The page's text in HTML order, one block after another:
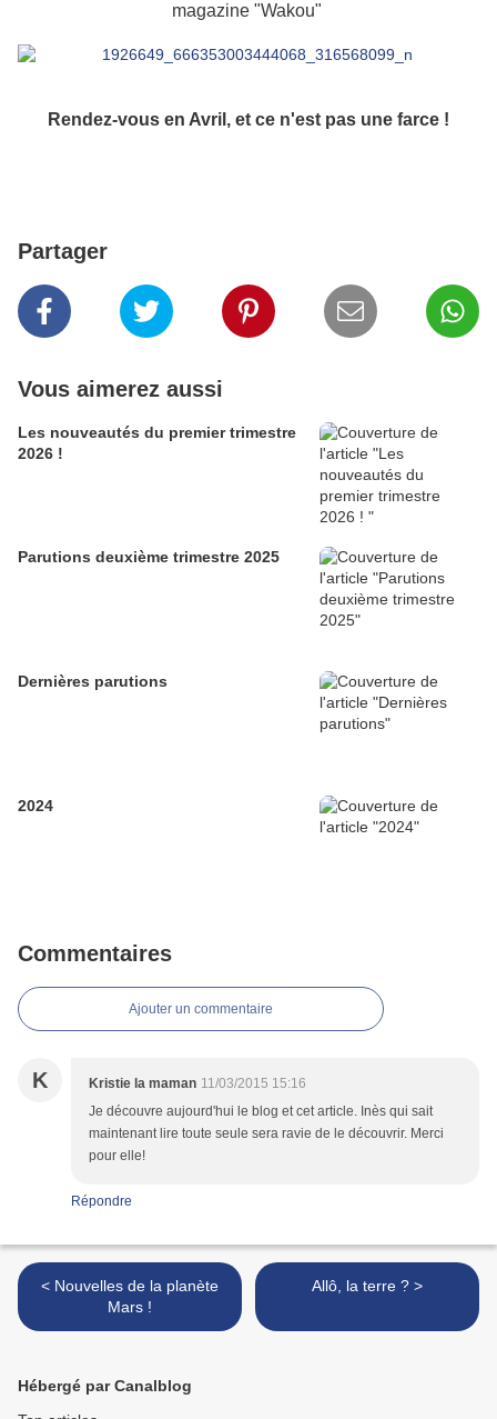
magazine "Wakou"
Rendez-vous en Avril, et ce n'est pas une farce !
Partager
Vous aimerez aussi
Les nouveautés du premier trimestre
2026 !
Parutions deuxième trimestre 2025
Dernières parutions
2024
Commentaires
Ajouter un commentaire
K Kristie la maman 11/03/2015 15:16
Je découvre aujourd'hui le blog et cet article. Inès qui sait
maintenant lire toute seule sera ravie de le découvrir. Merci
pour elle!
Répondre
< Nouvelles de la planète
Mars !
Allô, la terre ? >
Hébergé par Canalblog